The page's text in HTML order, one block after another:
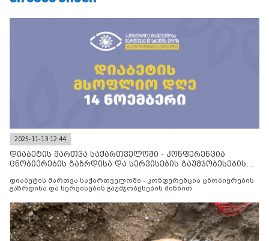
2025-11-13 12:44
დიაბეტის მართვა საქართველოში - კონფერენცია
ცნობიერების გაზრდისა და სერვისების გაუმჯობესების
დიაბეტის მართვა საქართველოში - კონფერენცია ცნობიერების
გაზრდისა და სერვისების გაუმჯობესების მიზნით